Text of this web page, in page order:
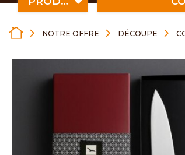
NOTRE OFFRE DÉCOUPE